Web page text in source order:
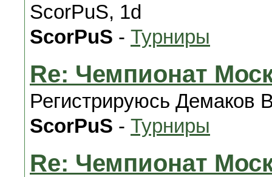
ScorPuS, 1d
ScorPuS - Турниры
Re: Чемпионат
Регистрируюсь Демаков
ScorPuS - Турниры
Re: Чемпионат